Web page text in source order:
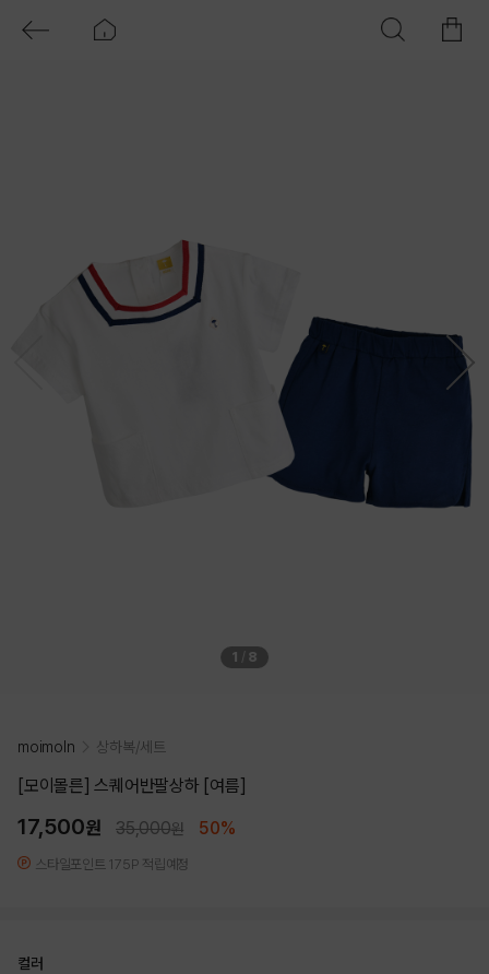
1 / 8
moimoln 상하복/세트
[모이몰른] 스퀘어반팔상하 [여름]
17,500원 35,000원 50%
스타일포인트 175P 적립예정
컬러